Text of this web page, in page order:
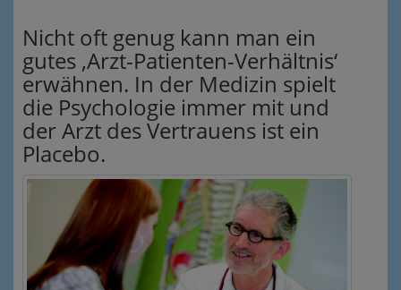
Nicht oft genug kann man ein
gutes ‚Arzt-Patienten-Verhältnis‘
erwähnen. In der Medizin spielt
die Psychologie immer mit und
der Arzt des Vertrauens ist ein
Placebo.